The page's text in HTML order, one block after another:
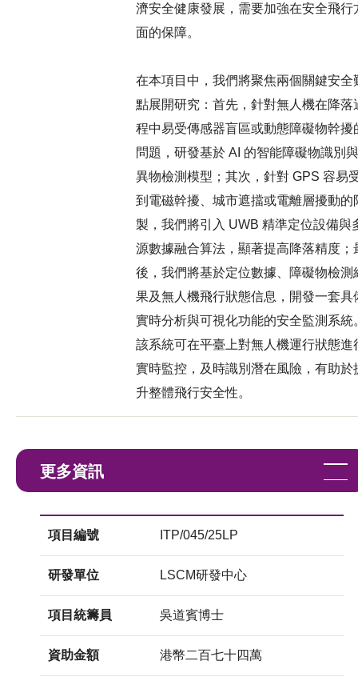
濟安全健康發展，需要加強在安全飛行
面的保障。
在本項目中，我們將聚焦兩個關鍵安全
點展開研究：首先，針對無人機在降落
程中易受傳感器盲區或動態障礙物幹擾
問題，研發基於 AI 的智能障礙物識別與
異物檢測模型；其次，針對 GPS 容易
到電磁幹擾、城市遮擋或電離層擾動的
製，我們將引入 UWB 精準定位設備與
源數據融合算法，顯著提高降落精度；
後，我們將基於定位數據、障礙物檢測
果及無人機飛行狀態信息，開發一套具
實時分析與可視化功能的安全監測系統
該系統可在平臺上對無人機運行狀態進
實時監控，及時識別潛在風險，有助於
升整體飛行安全性。
更多資訊
項目編號 ITP/045/25LP
研發單位 LSCM研發中心
項目統籌員 吳道賓博士
資助金額 港幣二百七十四萬